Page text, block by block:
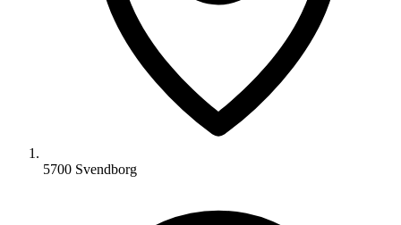
5700 Svendborg